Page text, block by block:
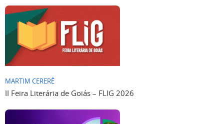
MARTIM CERERÊ
II Feira Literária de Goiás – FLIG 2026